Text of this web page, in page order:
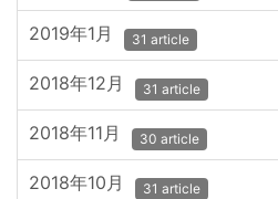
2019年1月 31 article
2018年12月 31 article
2018年11月 30 article
2018年10月 31 article